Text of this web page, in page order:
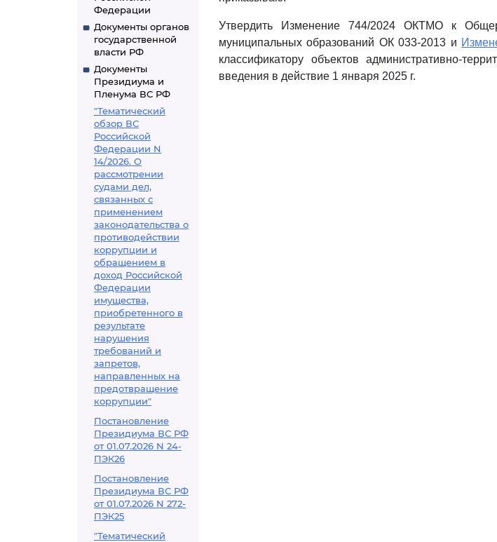
Федерации
Документы органов
государственной
власти РФ
Документы
Президиума и
Пленума ВС РФ
"Тематический
обзор ВС
Российской
Федерации N
14/2026. О
рассмотрении
судами дел,
связанных с
применением
законодательства о
противодействии
коррупции и
обращением в
доход Российской
Федерации
имущества,
приобретенного в
результате
нарушения
требований и
запретов,
направленных на
предотвращение
коррупции"
Постановление
Президиума ВС РФ
от 01.07.2026 N 24-
ПЭК26
Постановление
Президиума ВС РФ
от 01.07.2026 N 272-
ПЭК25
"Тематический
Утвердить Изменение 744/2024 ОКТМО к
муниципальных образований ОК 033-2013 и
классификатору объектов административно-
введения в действие 1 января 2025 г.